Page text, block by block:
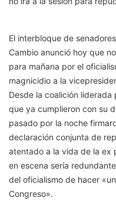
El interbloque de
Cambio anunció hoy que
para mañana por el
magnicidio a la
Desde la coalición
que ya cumplieron con su
pasado por la noche
declaración conjunta de
atentado a la vida de la ex
en escena sería
del oficialismo de hacer
Congreso».